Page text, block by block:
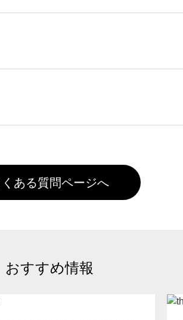
間です。【会員ランク】過去10カ月の
いって、プリントを定着させるための
で出荷を行っております。処理剤自体
場合がございます。※2 濃色は淡色に
ル上にアップロードをお願い致します。
くある質問ページへ
おすすめ情報